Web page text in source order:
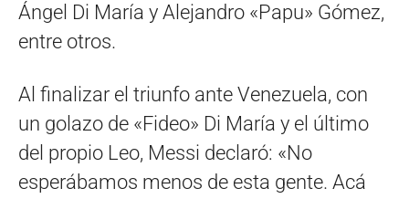
Ángel Di María y Alejandro «Papu» Gómez,
entre otros.
Al finalizar el triunfo ante Venezuela, con
un golazo de «Fideo» Di María y el último
del propio Leo, Messi declaró: «No
esperábamos menos de esta gente. Acá